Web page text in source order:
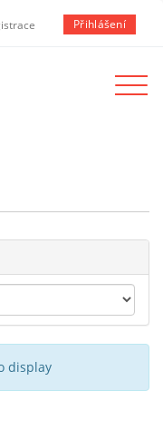
Přihlášení
Toggle
display